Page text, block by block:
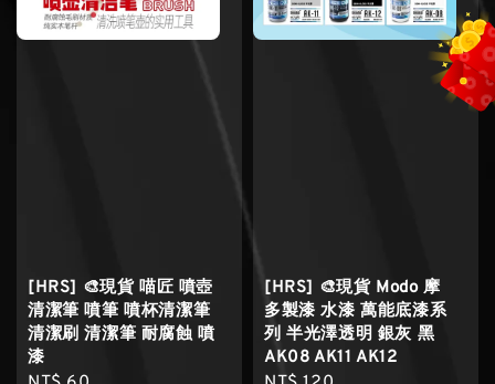
[HRS] 🎨現貨 喵匠 噴壺
清潔筆 噴筆 噴杯清潔筆
清潔刷 清潔筆 耐腐蝕 噴
漆
[HRS] 🎨現貨 Modo 摩
多製漆 水漆 萬能底漆系
列 半光澤透明 銀灰 黑
AK08 AK11 AK12